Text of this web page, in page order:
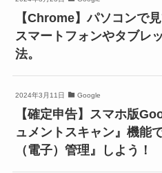
【Chrome】パソコンで
スマートフォンやタブレ
法。
2024年3月11日 Google
【確定申告】スマホ版
ュメントスキャン』機能
（電子）管理』しよう！